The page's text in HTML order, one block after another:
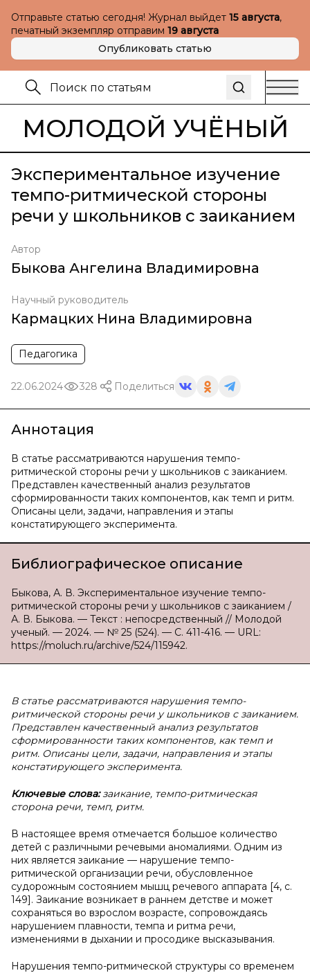
Отправьте статью сегодня! Журнал выйдет 15 августа,
печатный экземпляр отправим 19 августа
Опубликовать статью
МОЛОДОЙ УЧЁНЫЙ
Экспериментальное изучение
темпо-ритмической стороны
речи у школьников с заиканием
Автор
Быкова Ангелина Владимировна
Научный руководитель
Кармацких Нина Владимировна
Педагогика
22.06.2024 328 Поделиться
Аннотация
В статье рассматриваются нарушения темпо-
ритмической стороны речи у школьников с заиканием.
Представлен качественный анализ результатов
сформированности таких компонентов, как темп и ритм.
Описаны цели, задачи, направления и этапы
констатирующего эксперимента.
Библиографическое описание
Быкова, А. В. Экспериментальное изучение темпо-
ритмической стороны речи у школьников с заиканием /
А. В. Быкова. — Текст : непосредственный // Молодой
ученый. — 2024. — № 25 (524). — С. 411-416. — URL:
https://moluch.ru/archive/524/115942.
В статье рассматриваются нарушения темпо-
ритмической стороны речи у школьников с заиканием.
Представлен качественный анализ результатов
сформированности таких компонентов, как темп и
ритм. Описаны цели, задачи, направления и этапы
констатирующего эксперимента.
Ключевые слова:заикание, темпо-ритмическая
сторона речи, темп, ритм.
В настоящее время отмечается большое количество
детей с различными речевыми аномалиями. Одним из
них является заикание — нарушение темпо-
ритмической организации речи, обусловленное
судорожным состоянием мышц речевого аппарата [4, с.
149]. Заикание возникает в раннем детстве и может
сохраняться во взрослом возрасте, сопровождаясь
нарушением плавности, темпа и ритма речи,
изменениями в дыхании и просодике высказывания.
Нарушения темпо-ритмической структуры со временем